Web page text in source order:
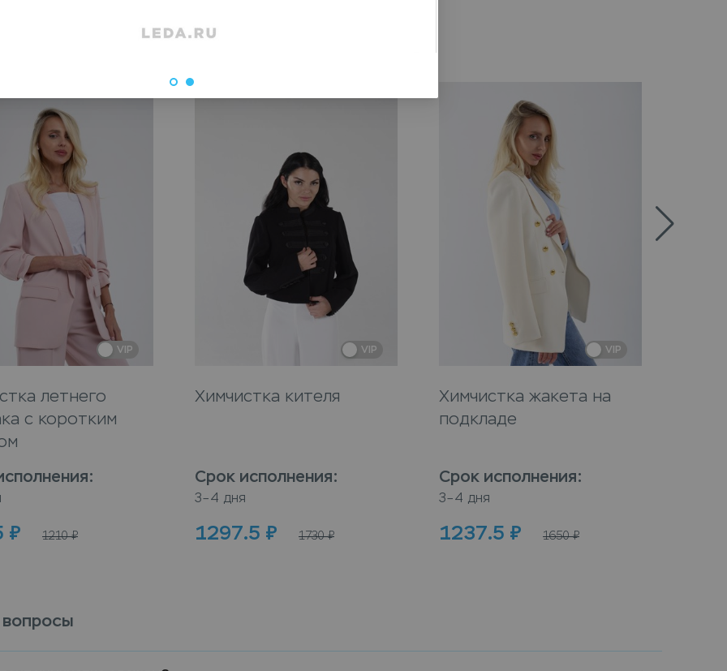
VIP
летнего
с коротким
:
₽ 1210 ₽
VIP
Химчистка кителя
Срок исполнения:
3–4 дня
1297.5 ₽ 1730 ₽
VIP
Химчистка жакета на
подкладе
Срок исполнения:
3–4 дня
1237.5 ₽ 1650 ₽